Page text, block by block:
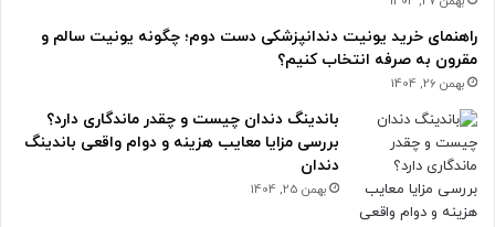
راهنمای خرید یونیت دندانپزشکی دست دوم؛ چگونه یونیت سالم و
مقرون به صرفه انتخاب کنیم؟
بهمن 26, 1404
باندینگ دندان چیست و چقدر ماندگاری دارد؟
بررسی مزایا معایب هزینه و دوام واقعی باندینگ
دندان
بهمن 25, 1404